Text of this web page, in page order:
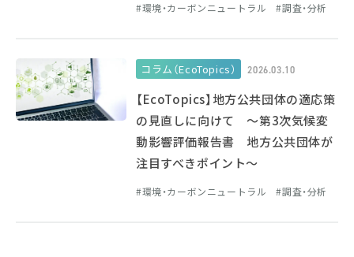
環境・カーボンニュートラル 調査・分析
コラム（EcoTopics） 2026.03.10
【EcoTopics】地方公共団体の適応策
の見直しに向けて ～第3次気候変
動影響評価報告書 地方公共団体が
注目すべきポイント～
環境・カーボンニュートラル 調査・分析